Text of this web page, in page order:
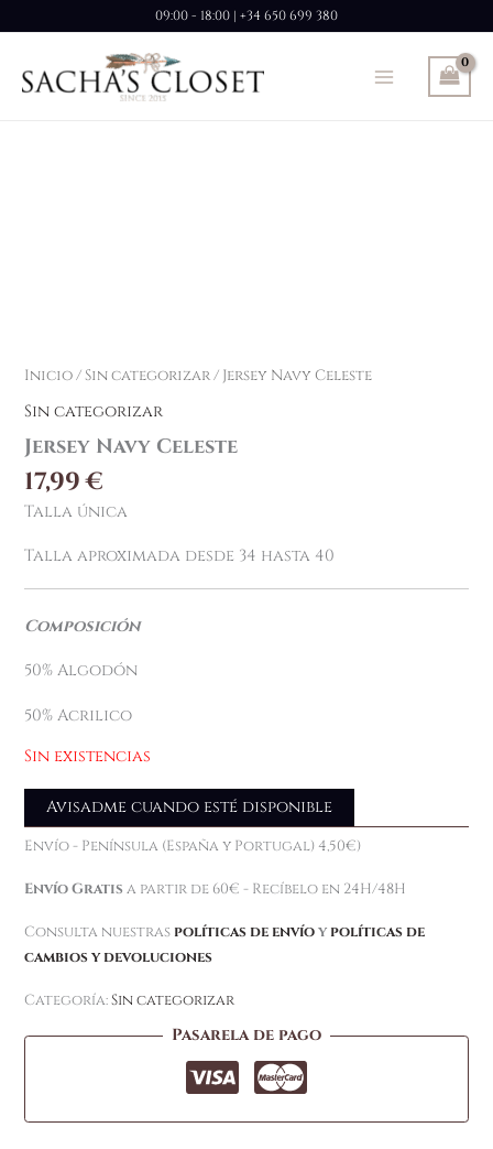
al
09:00 - 18:00 | +34 650 699 380
Inicio/Sin categorizar/ Jersey Navy Celeste
Sin categorizar
Jersey Navy Celeste
17,99€
Talla única
Talla aproximada desde 34 hasta 40
Composición
50% Algodón
50% Acrilico
Sin existencias
Avisadme cuando esté disponible
Envío - Península (España y Portugal) 4,50€)
Envío Gratis a partir de 60€ - Recíbelo en 24H/48H
Consulta nuestras políticas de envíoy políticas de
cambios y devoluciones
Categoría:Sin categorizar
Pasarela de pago